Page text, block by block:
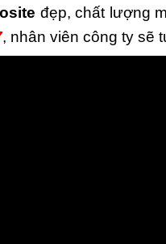
đẹp, chất lượng
, nhân viên công ty sẽ